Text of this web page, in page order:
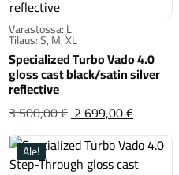
€
X 10v 29 grafiitinharmaa
Varastossa: L
Tilaus: S, M, XL
Specialized Turbo Vado 4.0
gloss cast black/satin silver
reflective
3 500,00 €2 699,00 €
hinta
oli:3
Ale!